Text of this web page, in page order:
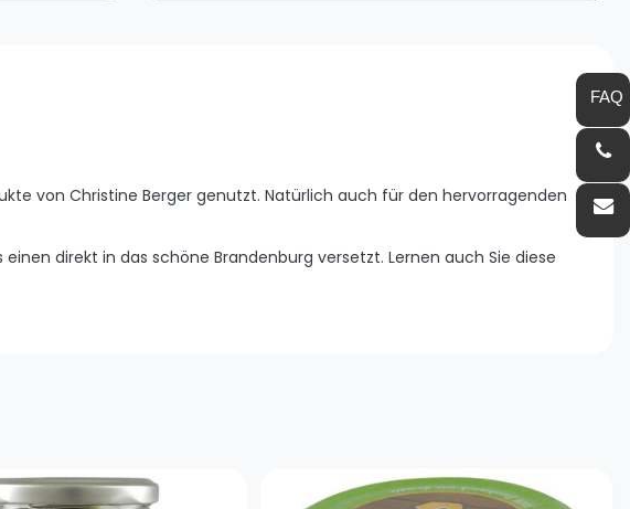
von Christine Berger genutzt. Natürlich auch für den hervorragenden
direkt in das schöne Brandenburg versetzt. Lernen auch Sie diese